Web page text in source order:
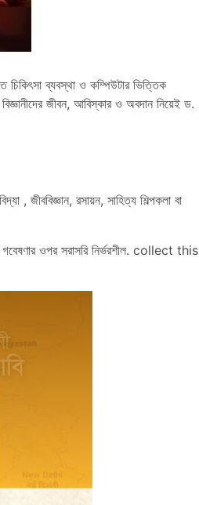
চিকিৎসা ব্যবস্থা ও কম্পিউটার ভিত্তিক
জীবন, আবিস্কার ও অবদান নিয়েই ড.
, জীববিজ্ঞান, রসায়ন, সাহিত্য শিল্পকলা বা
গবেষণার ওপর সরাসরি নির্ভরশীল. collect this